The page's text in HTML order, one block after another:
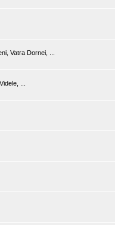
Vatra Dornei, ...
...